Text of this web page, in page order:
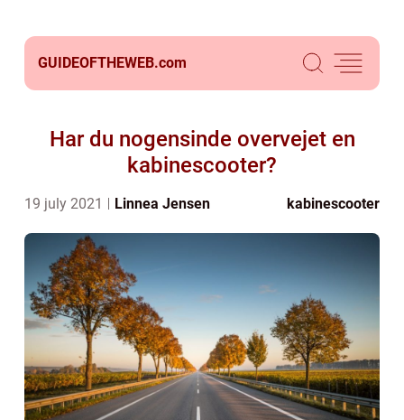
GUIDEOFTHEWEB.com
Har du nogensinde overvejet en
kabinescooter?
19 july 2021 Linnea Jensen kabinescooter